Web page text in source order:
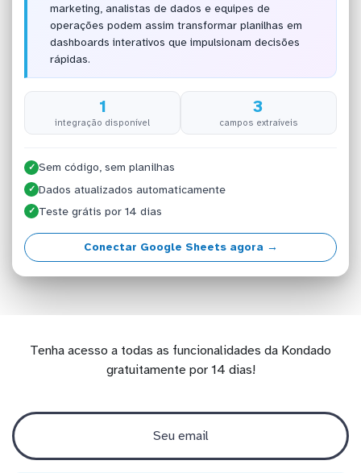
marketing, analistas de dados e equipes de
operações podem assim transformar planilhas em
dashboards interativos que impulsionam decisões
rápidas.
1
integração disponível
3
campos extraíveis
✓ Sem código, sem planilhas
✓ Dados atualizados automaticamente
✓ Teste grátis por 14 dias
Conectar Google Sheets agora →
Tenha acesso a todas as funcionalidades da Kondado
gratuitamente por 14 dias!